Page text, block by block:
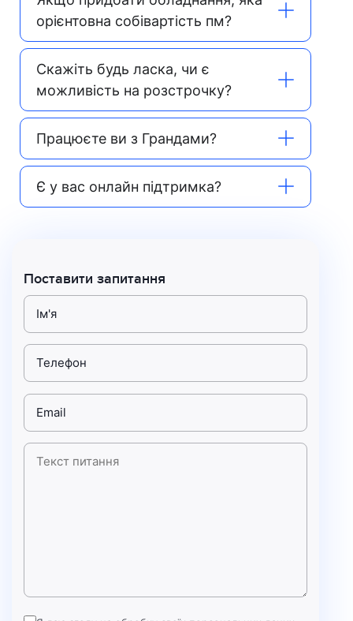
орієнтовна собівартість пм?
Скажіть будь ласка, чи є
можливість на розстрочку?
Працюєте ви з Грандами?
Є у вас онлайн підтримка?
Поставити запитання